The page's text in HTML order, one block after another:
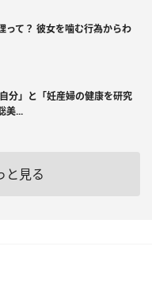
って？ 彼女を噛む行為からわ
分」と「妊産婦の健康を研究
美...
と見る